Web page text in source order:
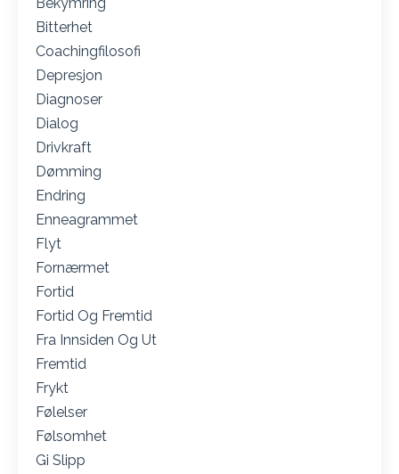
Bitterhet
Coachingfilosofi
Depresjon
Diagnoser
Dialog
Drivkraft
Dømming
Endring
Enneagrammet
Flyt
Fornærmet
Fortid
Fortid Og Fremtid
Fra Innsiden Og Ut
Fremtid
Frykt
Følelser
Følsomhet
Gi Slipp